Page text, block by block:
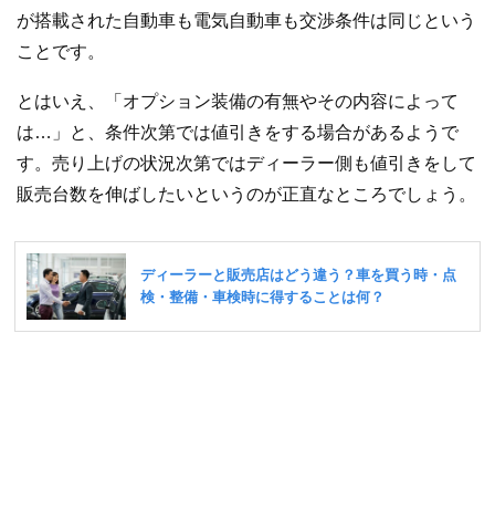
が搭載された自動車も電気自動車も交渉条件は同じという
ことです。
とはいえ、「オプション装備の有無やその内容によって
は…」と、条件次第では値引きをする場合があるようで
す。売り上げの状況次第ではディーラー側も値引きをして
販売台数を伸ばしたいというのが正直なところでしょう。